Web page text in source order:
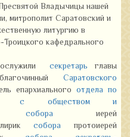
Владычицы нашей
митрополит Саратовский и
литургию в
кафедрального
секретарь главы
Саратовского
епархиального отдела по
с обществом и
собора иерей
собора протоиерей